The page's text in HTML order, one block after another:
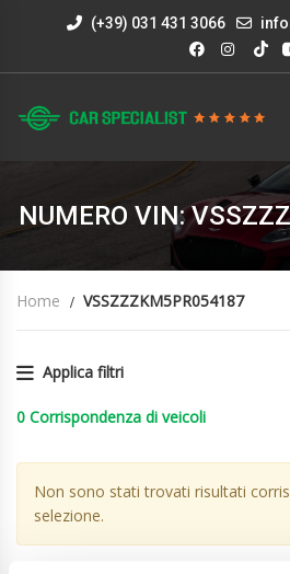
(+39) 031 431 3066
NUMERO VIN:
Home VSSZZZKM5PR054187
Applica filtri
0 Corrispondenza di veicoli
Non sono stati trovati risultati
selezione.